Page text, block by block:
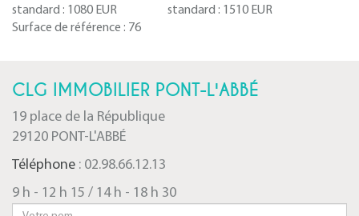
standard : 1080 EUR
standard : 1510 EUR
Surface de référence : 76
CLG IMMOBILIER PONT-L'ABBÉ
19 place de la République
29120 PONT-L'ABBÉ
Téléphone : 02.98.66.12.13
9 h - 12 h 15 / 14 h - 18 h 30